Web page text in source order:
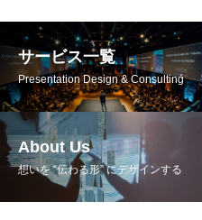
サービス一覧
Presentation Design & Consulting
About Us
想いを “伝わる形” にデザインする